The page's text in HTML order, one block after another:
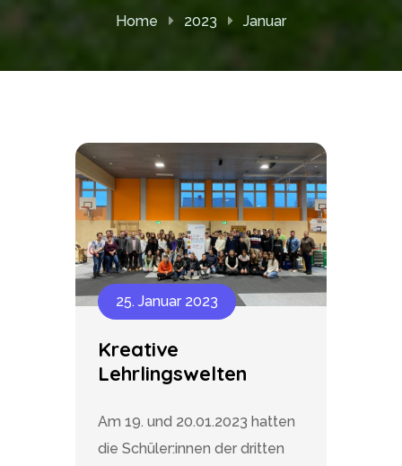
Home 2023 Januar
25. Januar 2023
Kreative
Lehrlingswelten
Am 19. und 20.01.2023 hatten
die Schüler:innen der dritten